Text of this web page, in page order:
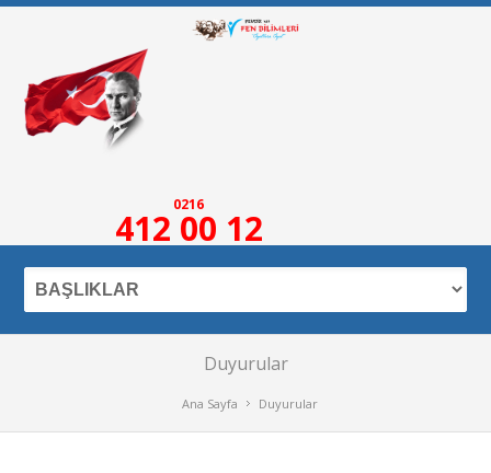
0216
412 00 12
Duyurular
Ana Sayfa Duyurular